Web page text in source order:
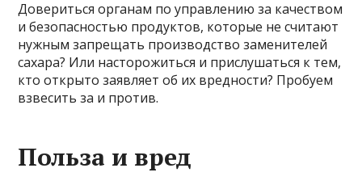
Довериться органам по управлению за качеством
и безопасностью продуктов, которые не считают
нужным запрещать производство заменителей
сахара? Или насторожиться и прислушаться к тем,
кто открыто заявляет об их вредности? Пробуем
взвесить за и против.
Польза и вред